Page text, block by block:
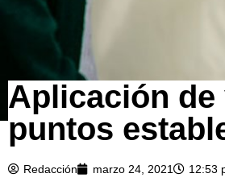
Aplicación de
puntos
Redacción marzo 24, 2021 12:53